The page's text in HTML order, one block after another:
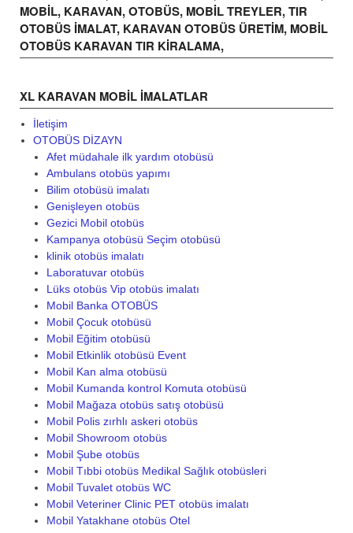
MOBİL, KARAVAN, OTOBÜS, MOBİL TREYLER, TIR
OTOBÜS İMALAT, KARAVAN OTOBÜS ÜRETİM, MOBİL
OTOBÜS KARAVAN TIR KİRALAMA,
XL KARAVAN MOBIL IMALATLAR
İletişim
OTOBÜS DİZAYN
Afet müdahale ilk yardım otobüsü
Ambulans otobüs yapımı
Bilim otobüsü imalatı
Genişleyen otobüs
Gezici Mobil otobüs
Kampanya otobüsü Seçim otobüsü
klinik otobüs imalatı
Laboratuvar otobüs
Lüks otobüs Vip otobüs imalatı
Mobil Banka OTOBÜS
Mobil Çocuk otobüsü
Mobil Eğitim otobüsü
Mobil Etkinlik otobüsü Event
Mobil Kan alma otobüsü
Mobil Kumanda kontrol Komuta otobüsü
Mobil Mağaza otobüs satış otobüsü
Mobil Polis zırhlı askeri otobüs
Mobil Showroom otobüs
Mobil Şube otobüs
Mobil Tıbbi otobüs Medikal Sağlık otobüsleri
Mobil Tuvalet otobüs WC
Mobil Veteriner Clinic PET otobüs imalatı
Mobil Yatakhane otobüs Otel